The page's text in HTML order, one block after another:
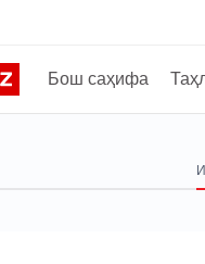
Бош саҳифа